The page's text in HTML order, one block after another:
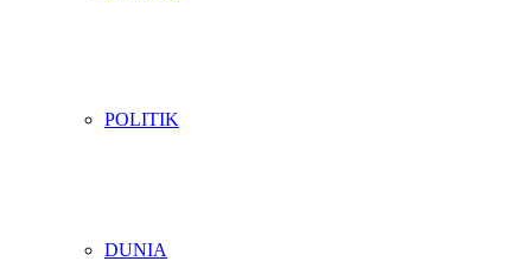
POLITIK
DUNIA